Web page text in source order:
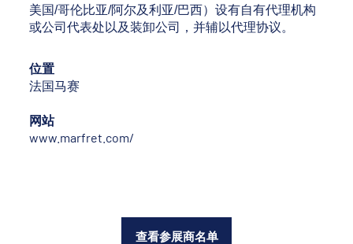
美国/哥伦比亚/阿尔及利亚/巴西）设有自有代理机构
或公司代表处以及装卸公司，并辅以代理协议。
位置
法国马赛
网站
www.marfret.com/
查看参展商名单